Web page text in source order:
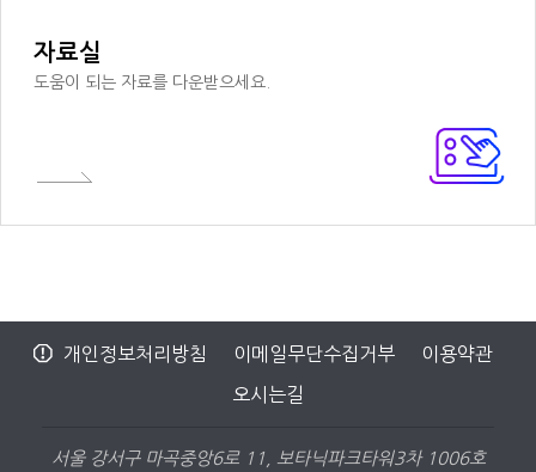
자료실
도움이 되는 자료를 다운받으세요.
개인정보처리방침 이메일무단수집거부 이용약관
오시는길
서울 강서구 마곡중앙6로 11, 보타닉파크타워3차 1006호